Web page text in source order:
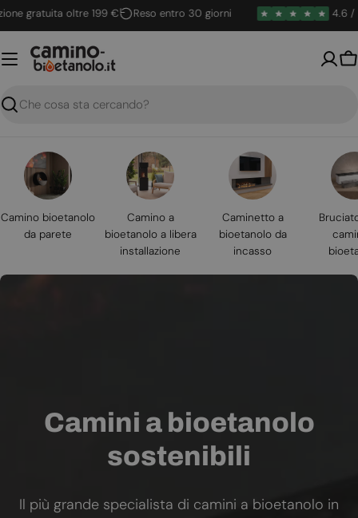
Vai
al
contenuto
oltre 199 € Reso entro 30 giorni 4.6 / 5
Ricerca
Camino bioetanolo
da parete
Camino a
bioetanolo a libera
installazione
Caminetto a
bioetanolo da
incasso
Camini a bioetanolo
sostenibili
Il più grande specialista di camini a bioetanolo in